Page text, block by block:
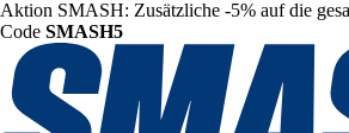
Aktion SMASH: Zusätzliche -5% auf die
Code SMASH5